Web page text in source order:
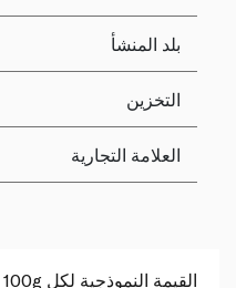
بلد المنشأ
التخزين
العلامة التجارية
القيمة النموذجية لكل 100g